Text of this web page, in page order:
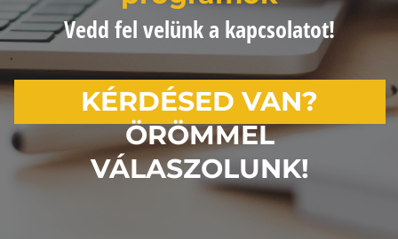
Vedd fel velünk a kapcsolatot!
KÉRDÉSED VAN?
ÖRÖMMEL
VÁLASZOLUNK!